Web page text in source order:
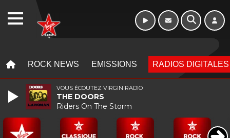
ROCK NEWS EMISSIONS RADIOS DIGITALES
VOUS ÉCOUTEZ VIRGIN RADIO
THE DOORS
Riders On The Storm
WEBRADIO